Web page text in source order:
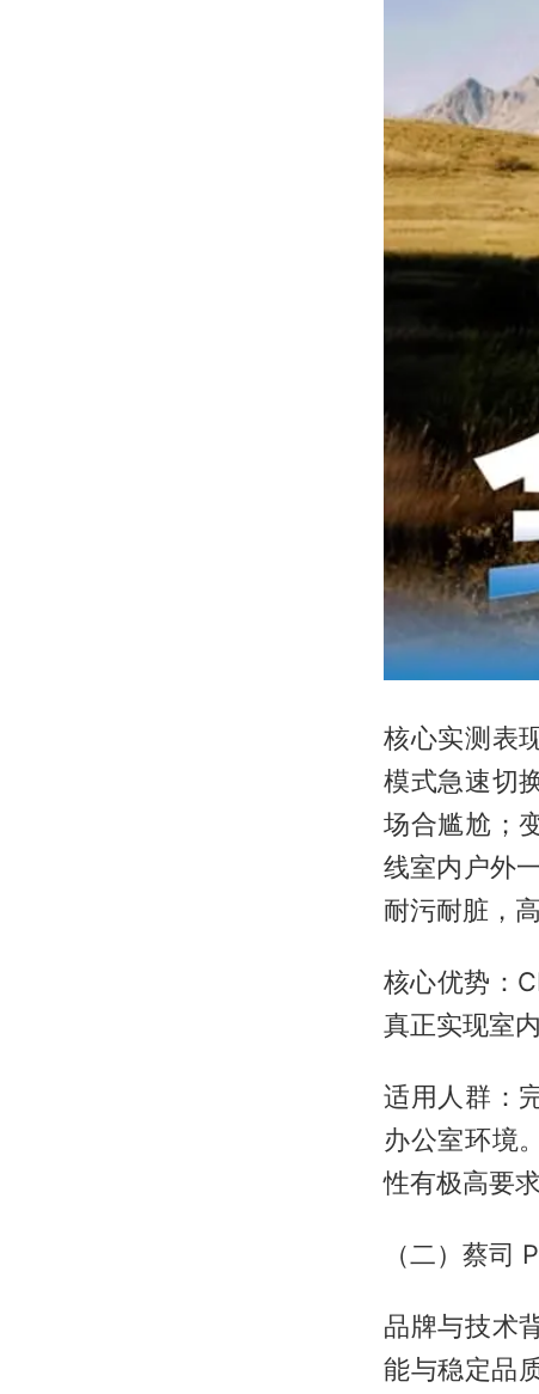
核心实测表
模式急速切
场合尴尬；
线室内户外
耐污耐脏，
核心优势：
真正实现室
适用人群：
办公室环境
性有极高要
（二）蔡司
品牌与技术
能与稳定品